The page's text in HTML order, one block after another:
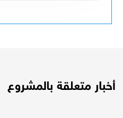
أخبار متعلقة بالمشروع